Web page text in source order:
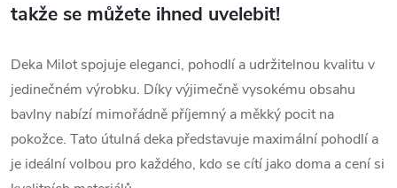
takže se můžete ihned uvelebit!
Deka Milot spojuje eleganci, pohodlí a udržitelnou kvalitu v
jedinečném výrobku. Díky výjimečně vysokému obsahu
bavlny nabízí mimořádně příjemný a měkký pocit na
pokožce. Tato útulná deka představuje maximální pohodlí a
je ideální volbou pro každého, kdo se cítí jako doma a cení si